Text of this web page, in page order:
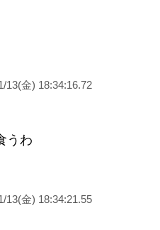
13(金) 18:34:16.72
うわ
13(金) 18:34:21.55